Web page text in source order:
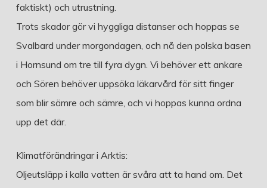
faktiskt) och utrustning.
Trots skador gör vi hyggliga distanser och hoppas se
Svalbard under morgondagen, och nå den polska basen
i Hornsund om tre till fyra dygn. Vi behöver ett ankare
och Sören behöver uppsöka läkarvård för sitt finger
som blir sämre och sämre, och vi hoppas kunna ordna
upp det där.
Klimatförändringar i Arktis:
Oljeutsläpp i kalla vatten är svåra att ta hand om. Det